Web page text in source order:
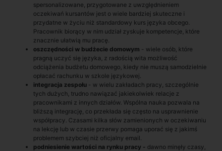
spersonalizowane, przygotowane z uwzględnieniem
oczekiwań kursantów jest o wiele bardziej skuteczne i
przydatne w życiu niż standardowy kurs języka obcego.
Pracownik biorący w nim udział zyskuje kompetencje, które
znacznie ułatwią mu pracę.
oszczędności w budżecie domowym - wiele osób, które
pragną uczyć się języka, z radością wita możliwość
odciążenia budżetu domowego, kiedy nie muszą samodzielnie
opłacać rachunku w szkole językowej.
integracja zespołu - w wielu zakładach pracy, szczególnie
tych dużych, trudno nawiązać jakiekolwiek relacje z
pracownikami z innych działów. Wspólna nauka pozwala na
bliższą integrację, co przekłada się często na usprawnienie
współpracy. Czasami kilka słów zamienionych w oczekiwaniu
na lekcję lub w czasie przerwy pomaga uporać się z jakimś
problemem szybciej niż oficjalny email.
podniesienie wartości na rynku pracy - dawno minęły czasy,